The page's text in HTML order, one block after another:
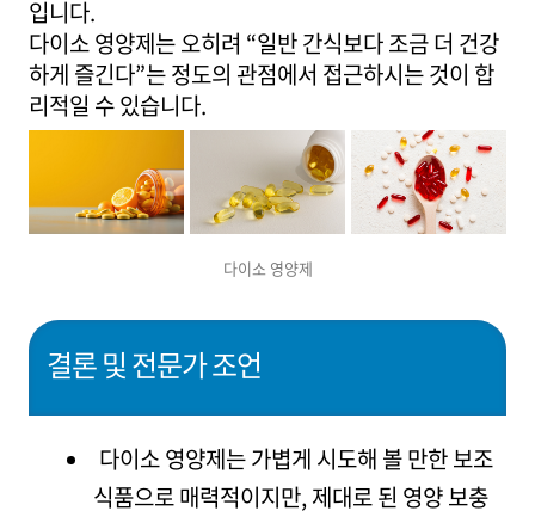
입니다.
다이소 영양제는 오히려 “일반 간식보다 조금 더 건강
하게 즐긴다”는 정도의 관점에서 접근하시는 것이 합
리적일 수 있습니다.
다이소 영양제
결론 및 전문가 조언
다이소 영양제는 가볍게 시도해 볼 만한 보조
식품으로 매력적이지만, 제대로 된 영양 보충